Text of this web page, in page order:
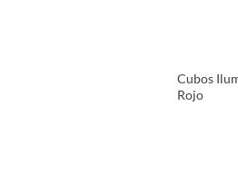
Cubos
Rojo